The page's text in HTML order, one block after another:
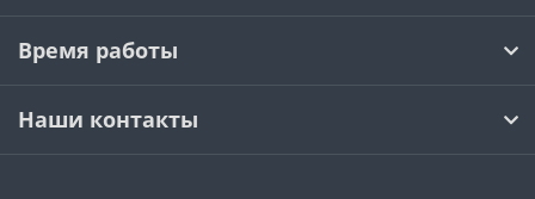
Время работы
Наши контакты